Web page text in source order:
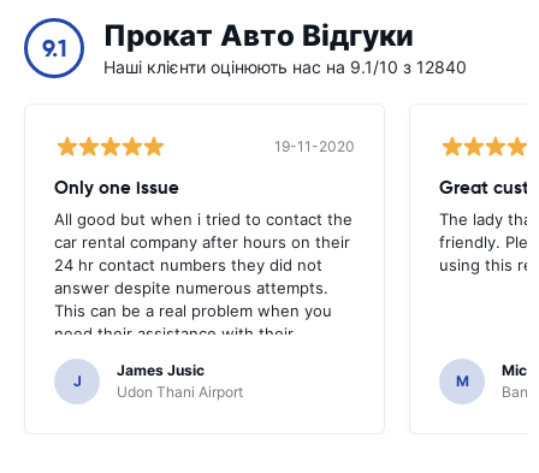
9.1 Прокат Авто Відгуки
Наші клієнти оцінюють нас на 9.1/10 з 12840
19-11-2020
Only one issue
All good but when i tried to contact the
car rental company after hours on their
24 hr contact numbers they did not
answer despite numerous attempts.
This can be a real problem when you
need their assistance with their
services or car.
J
James Jusic
Udon Thani Airport
Great
The lady
friendly.
using this
M